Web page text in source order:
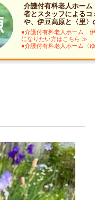
介護付有料老人ホー
者とスタッフによる
や、伊豆高原と〈里〉
●介護付有料老人ホーム
になりたい方はこちら ≫
●介護付有料老人ホーム〈